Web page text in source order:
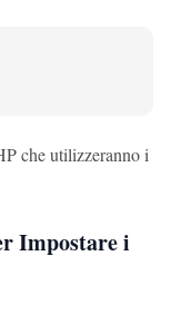
che utilizzeranno i
Impostare i